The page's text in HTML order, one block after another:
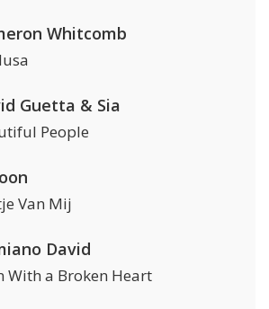
Whitcomb
Guetta & Sia
People
Van Mij
David
With a Broken Heart